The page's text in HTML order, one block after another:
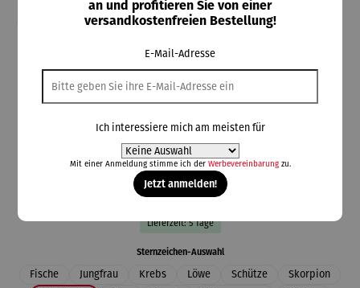
Triangel Schmuckdesign
Sternzeichen-Kette aus Silber
79,00 €
Preise inkl. MwSt. zzgl. Versandkosten
Lieferzeit: 5 Tage
Sternzeichen-Auswahlauswählen
Fische Jungfrau Krebs Löwe Schütze
Skorpion
an und profitieren Sie von einer
versandkostenfreien Bestellung!
E-Mail-Adresse
Ich interessiere mich am meisten für
Mit einer Anmeldung stimme ich der Werbevereinbarungzu.
Jetzt anmelden!